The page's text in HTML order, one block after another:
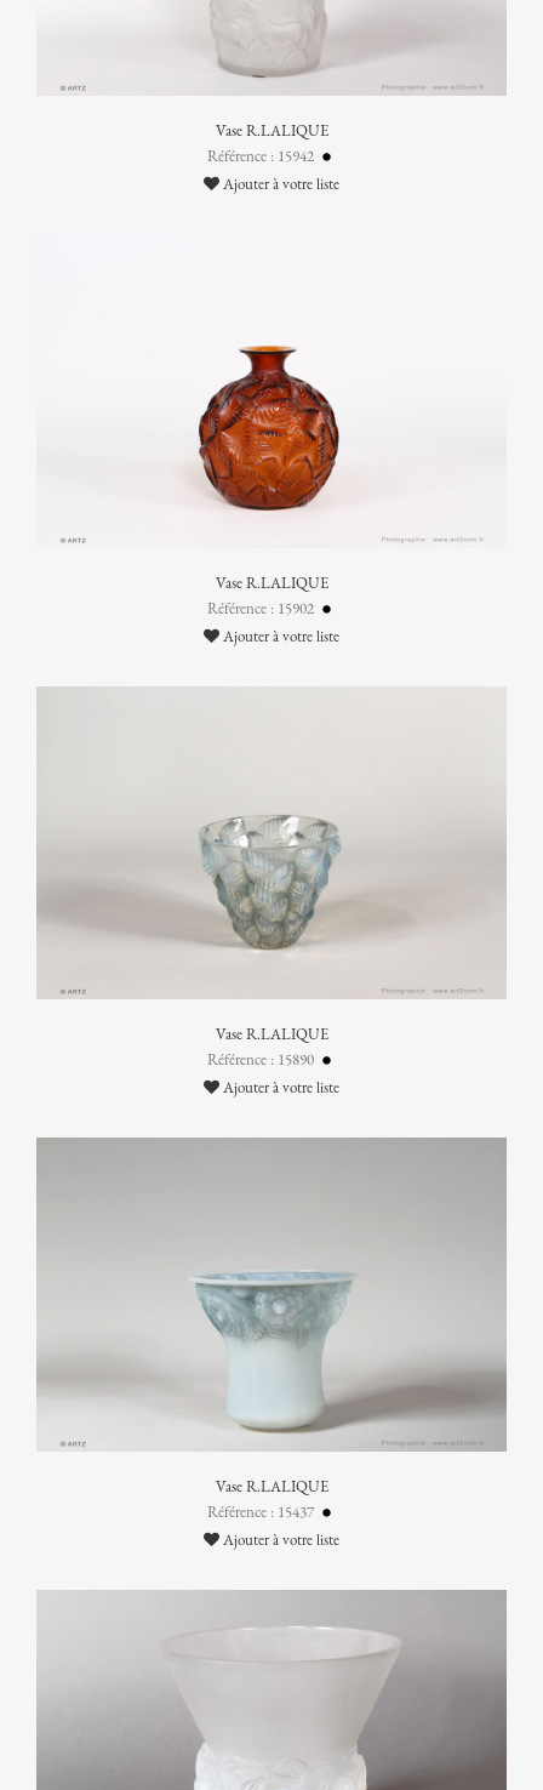
Vase R.LALIQUE
Référence : 15942
Ajouter à votre liste
Vase R.LALIQUE
Référence : 15902
Ajouter à votre liste
Vase R.LALIQUE
Référence : 15890
Ajouter à votre liste
Vase R.LALIQUE
Référence : 15437
Ajouter à votre liste